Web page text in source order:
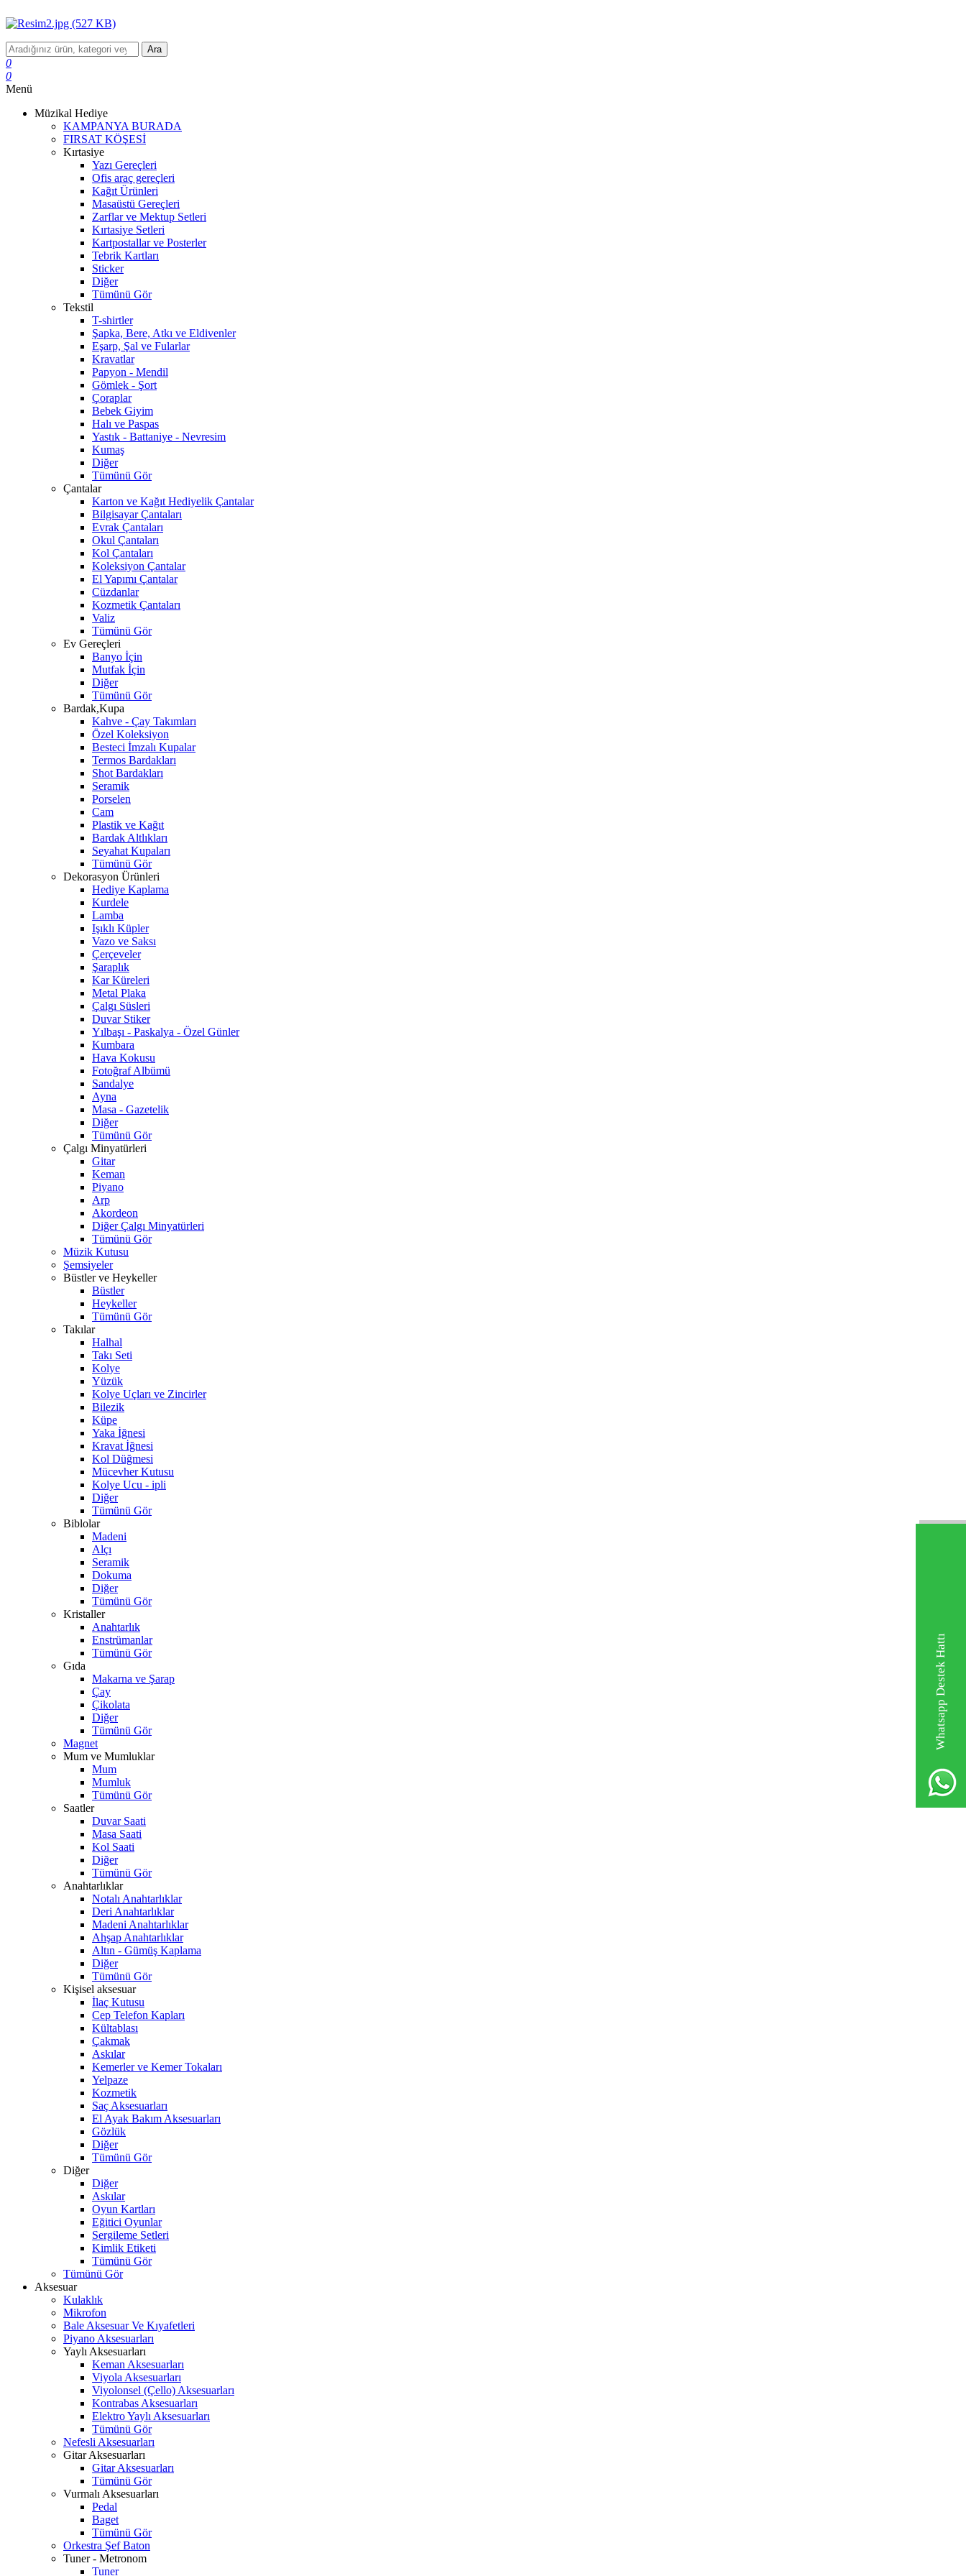
Whatsapp Destek Hattı
Ara
0
0
Menü
Müzikal Hediye
KAMPANYA BURADA
FIRSAT KÖŞESİ
Kırtasiye
Yazı Gereçleri
Ofis araç gereçleri
Kağıt Ürünleri
Masaüstü Gereçleri
Zarflar ve Mektup Setleri
Kırtasiye Setleri
Kartpostallar ve Posterler
Tebrik Kartları
Sticker
Diğer
Tümünü Gör
Tekstil
T-shirtler
Şapka, Bere, Atkı ve Eldivenler
Eşarp, Şal ve Fularlar
Kravatlar
Papyon - Mendil
Gömlek - Şort
Çoraplar
Bebek Giyim
Halı ve Paspas
Yastık - Battaniye - Nevresim
Kumaş
Diğer
Tümünü Gör
Çantalar
Karton ve Kağıt Hediyelik Çantalar
Bilgisayar Çantaları
Evrak Çantaları
Okul Çantaları
Kol Çantaları
Koleksiyon Çantalar
El Yapımı Çantalar
Cüzdanlar
Kozmetik Çantaları
Valiz
Tümünü Gör
Ev Gereçleri
Banyo İçin
Mutfak İçin
Diğer
Tümünü Gör
Bardak,Kupa
Kahve - Çay Takımları
Özel Koleksiyon
Besteci İmzalı Kupalar
Termos Bardakları
Shot Bardakları
Seramik
Porselen
Cam
Plastik ve Kağıt
Bardak Altlıkları
Seyahat Kupaları
Tümünü Gör
Dekorasyon Ürünleri
Hediye Kaplama
Kurdele
Lamba
Işıklı Küpler
Vazo ve Saksı
Çerçeveler
Şaraplık
Kar Küreleri
Metal Plaka
Çalgı Süsleri
Duvar Stiker
Yılbaşı - Paskalya - Özel Günler
Kumbara
Hava Kokusu
Fotoğraf Albümü
Sandalye
Ayna
Masa - Gazetelik
Diğer
Tümünü Gör
Çalgı Minyatürleri
Gitar
Keman
Piyano
Arp
Akordeon
Diğer Çalgı Minyatürleri
Tümünü Gör
Müzik Kutusu
Şemsiyeler
Büstler ve Heykeller
Büstler
Heykeller
Tümünü Gör
Takılar
Halhal
Takı Seti
Kolye
Yüzük
Kolye Uçları ve Zincirler
Bilezik
Küpe
Yaka İğnesi
Kravat İğnesi
Kol Düğmesi
Mücevher Kutusu
Kolye Ucu - ipli
Diğer
Tümünü Gör
Biblolar
Madeni
Alçı
Seramik
Dokuma
Diğer
Tümünü Gör
Kristaller
Anahtarlık
Enstrümanlar
Tümünü Gör
Gıda
Makarna ve Şarap
Çay
Çikolata
Diğer
Tümünü Gör
Magnet
Mum ve Mumluklar
Mum
Mumluk
Tümünü Gör
Saatler
Duvar Saati
Masa Saati
Kol Saati
Diğer
Tümünü Gör
Anahtarlıklar
Notalı Anahtarlıklar
Deri Anahtarlıklar
Madeni Anahtarlıklar
Ahşap Anahtarlıklar
Altın - Gümüş Kaplama
Diğer
Tümünü Gör
Kişisel aksesuar
İlaç Kutusu
Cep Telefon Kapları
Kültablası
Çakmak
Askılar
Kemerler ve Kemer Tokaları
Yelpaze
Kozmetik
Saç Aksesuarları
El Ayak Bakım Aksesuarları
Gözlük
Diğer
Tümünü Gör
Diğer
Diğer
Askılar
Oyun Kartları
Eğitici Oyunlar
Sergileme Setleri
Kimlik Etiketi
Tümünü Gör
Tümünü Gör
Aksesuar
Kulaklık
Mikrofon
Bale Aksesuar Ve Kıyafetleri
Piyano Aksesuarları
Yaylı Aksesuarları
Keman Aksesuarları
Viyola Aksesuarları
Viyolonsel (Çello) Aksesuarları
Kontrabas Aksesuarları
Elektro Yaylı Aksesuarları
Tümünü Gör
Nefesli Aksesuarları
Gitar Aksesuarları
Gitar Aksesuarları
Tümünü Gör
Vurmalı Aksesuarları
Pedal
Baget
Tümünü Gör
Orkestra Şef Baton
Tuner - Metronom
Tuner